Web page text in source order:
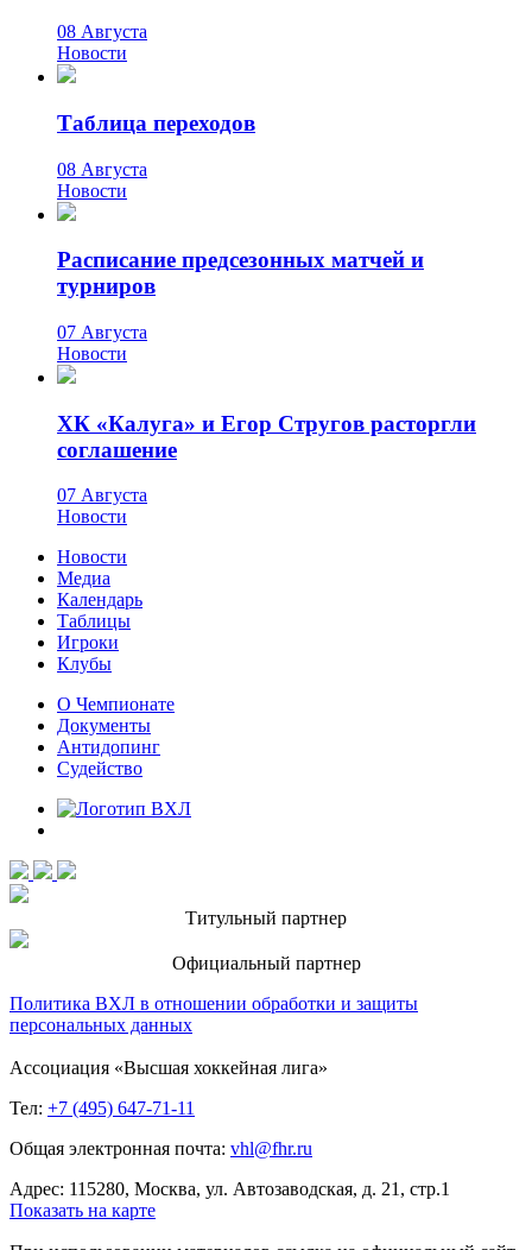
08 Августа
Новости
Таблица переходов
08 Августа
Новости
Расписание предсезонных матчей и
турниров
07 Августа
Новости
ХК «Калуга» и Егор Стругов расторгли
соглашение
07 Августа
Новости
Новости
Медиа
Календарь
Таблицы
Игроки
Клубы
О Чемпионате
Документы
Антидопинг
Судейство
Титульный партнер
Официальный партнер
Политика ВХЛ в отношении обработки и защиты
персональных данных
Ассоциация «Высшая хоккейная лига»
Тел: +7 (495) 647-71-11
Общая электронная почта: vhl@fhr.ru
Адрес: 115280, Москва, ул. Автозаводская, д. 21, стр.1
Показать на карте